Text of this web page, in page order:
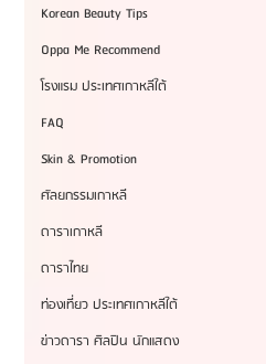
Korean Beauty Tips
Oppa Me Recommend
โรงแรม ประเทศเกาหลีใต้
FAQ
Skin & Promotion
ศัลยกรรมเกาหลี
ดาราเกาหลี
ดาราไทย
ท่องเที่ยว ประเทศเกาหลีใต้
ข่าวดารา ศิลปิน นักแสดง